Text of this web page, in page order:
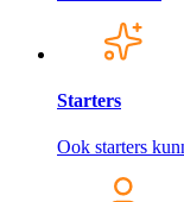
Starters
Ook starters